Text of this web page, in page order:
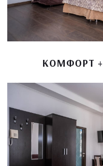
КОМФОРТ